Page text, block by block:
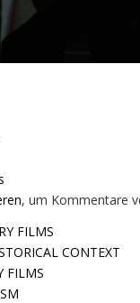
, um Kommentare
FILMS
CONTEXT
FILMS